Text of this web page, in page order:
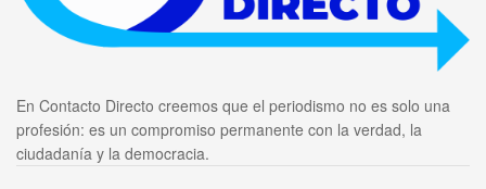
En Contacto Directo creemos que el periodismo no es solo una
profesión: es un compromiso permanente con la verdad, la
ciudadanía y la democracia.